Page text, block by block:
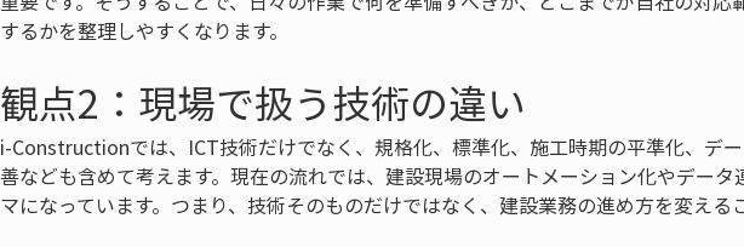
するかを整理しやすくなります。
観点2：現場で扱う技術の違い
i-Constructionでは、ICT技術だけでなく、規格化、標準化、施工時期の平準化、デ
善なども含めて考えます。現在の流れでは、建設現場のオートメーション化やデー
マになっています。つまり、技術そのものだけではなく、建設業務の進め方を変える